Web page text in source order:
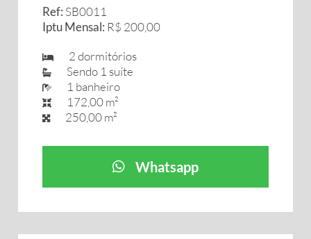
Ref: SB0011
Iptu Mensal: R$ 200,00
2 dormitórios
Sendo 1 suíte
1 banheiro
172,00 m²
250,00 m²
Whatsapp